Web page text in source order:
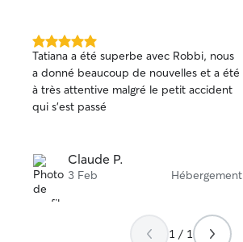
5.0 étoile(s)
sur
5
Tatiana a été superbe avec Robbi, nous
a donné beaucoup de nouvelles et a été
à très attentive malgré le petit accident
qui s’est passé
Claude P.
3 Feb Hébergement
1 / 1